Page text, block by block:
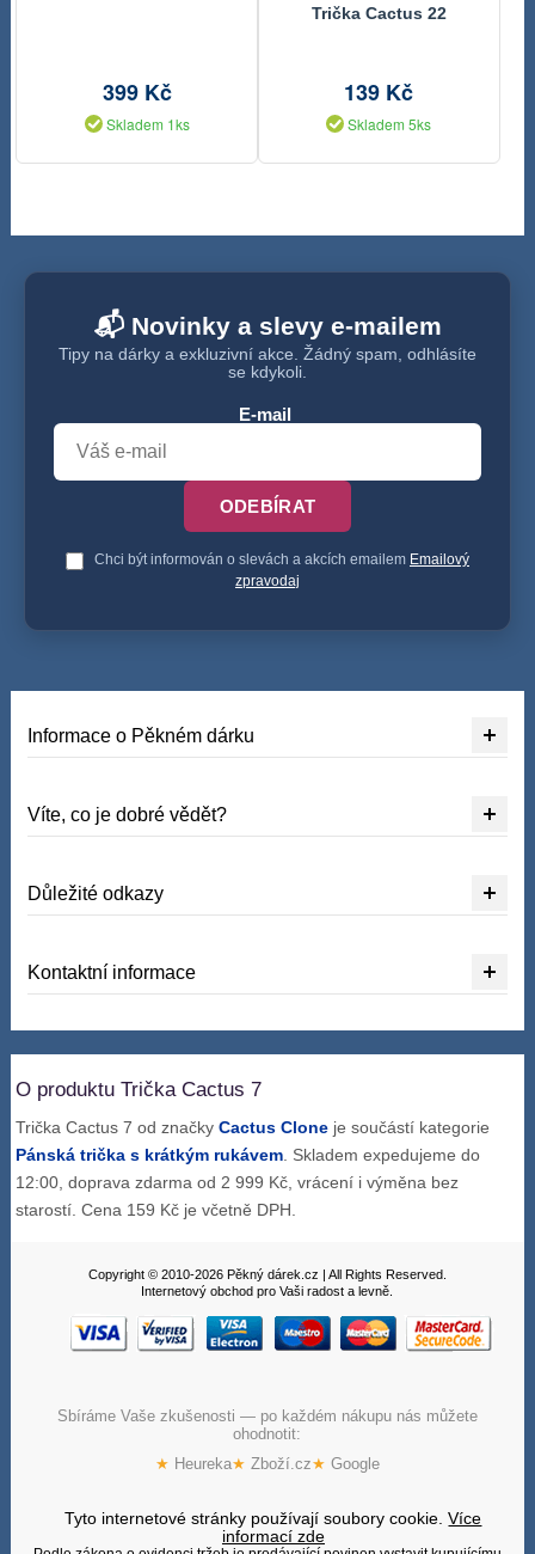
399 Kč
Skladem 1ks
Trička Cactus 22
139 Kč
Skladem 5ks
📬 Novinky a slevy e-mailem
Tipy na dárky a exkluzivní akce. Žádný spam, odhlásíte
se kdykoli.
E-mail
ODEBÍRAT
Chci být informován o slevách a akcích emailem Emailový
zpravodaj
Informace o Pěkném dárku
Víte, co je dobré vědět?
Důležité odkazy
Kontaktní informace
O produktu Trička Cactus 7
Trička Cactus 7 od značkyCactus Clone je součástí kategorie
Pánská trička s krátkým rukávem . Skladem expedujeme do
12:00, doprava zdarma od 2 999 Kč, vrácení i výměna bez
starostí. Cena 159 Kč je včetně DPH.
Copyright © 2010-2026 Pěkný dárek.cz | All Rights Reserved.
Internetový obchod pro Vaši radost a levně.
Sbíráme Vaše zkušenosti — po každém nákupu nás můžete
ohodnotit:
★ Heureka★ Zboží.cz★ Google
Tyto internetové stránky používají soubory cookie.Více
informací zde